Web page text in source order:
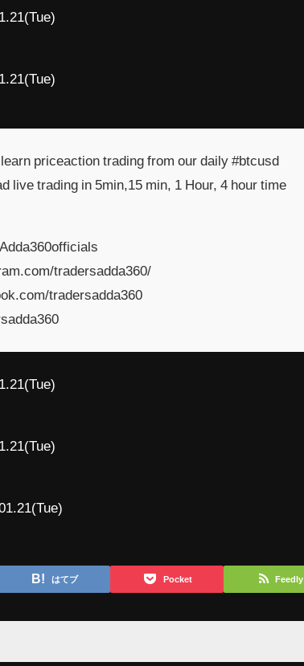
priceaction trading from our daily #btcusd
live trading in 5min,15 min, 1 Hour, 4 hour time
tradersadda360/
tradersadda360
はてブ Pocket Feedly